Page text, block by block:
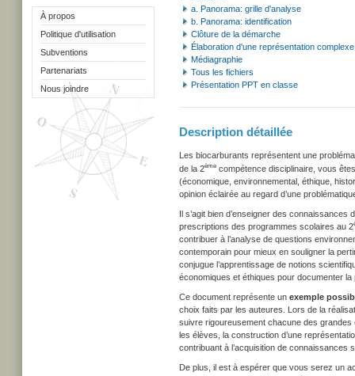
À propos
Politique d'utilisation
Subventions
Partenariats
Nous joindre
a. Panorama: grille d'analyse
b. Panorama: identification
Clôture de la démarche
Élaboration d'une représentation
Médiagraphie
Tous les fichiers
Présentation PPT en classe
Description détaillée
Les biocarburants représentent une
de la 2ème compétence disciplinaire, vous
(économique, environnemental, éthique,
opinion éclairée au regard d’une
Il s’agit bien d’enseigner des
prescriptions des programmes scolaires au 2
contribuer à l’analyse de questions
contemporain pour mieux en souligner la
conjugue l’apprentissage de notions
économiques et éthiques pour documenter
Ce document représente un exemple
choix faits par l es auteures. Lors de la
suivre rigoureusement chacune des grandes
les élèves, la construction d’une
contribuant à l’acquisition de
De plus, il est à espérer que vous serez un